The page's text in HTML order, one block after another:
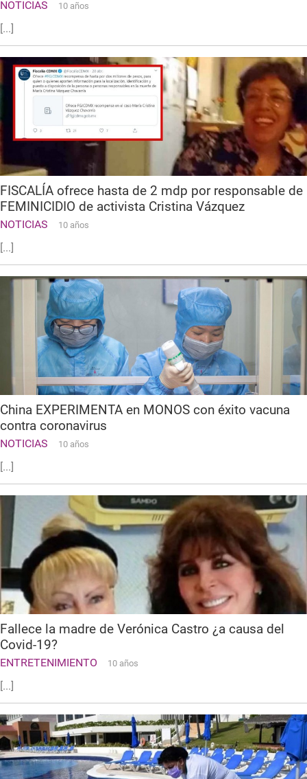
NOTICIAS 10 años
[...]
FISCALÍA ofrece hasta de 2 mdp por responsable de
FEMINICIDIO de activista Cristina Vázquez
NOTICIAS 10 años
[...]
China EXPERIMENTA en MONOS con éxito vacuna
contra coronavirus
NOTICIAS 10 años
[...]
Fallece la madre de Verónica Castro ¿a causa del
Covid-19?
ENTRETENIMIENTO 10 años
[...]